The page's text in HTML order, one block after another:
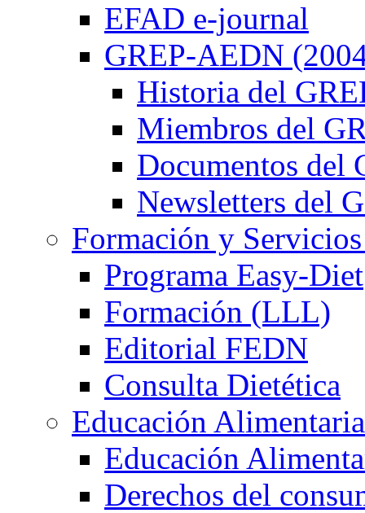
EFAD e-journal
GREP-AEDN
Historia del
Miembros del
Documentos del
Newsletters del
Formación y
Programa Easy-Diet
Formación (LLL)
Editorial FEDN
Consulta Dietética
Educación Alimentaria
Educación
Derechos del